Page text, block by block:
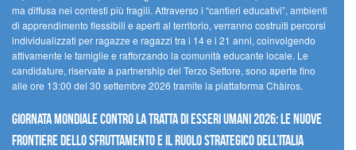
ma diffusa nei contesti più fragili. Attraverso i “cantieri educativi”, ambienti
di apprendimento flessibili e aperti al territorio, verranno costruiti percorsi
individualizzati per ragazze e ragazzi tra i 14 e i 21 anni, coinvolgendo
attivamente le famiglie e rafforzando la comunità educante locale. Le
candidature, riservate a partnership del Terzo Settore, sono aperte fino
alle ore 13:00 del 30 settembre 2026 tramite la piattaforma Chàiros.
GIORNATA MONDIALE CONTRO LA TRATTA DI ESSERI UMANI 2026: LE NUOVE
FRONTIERE DELLO SFRUTTAMENTO E IL RUOLO STRATEGICO DELL’ITALIA